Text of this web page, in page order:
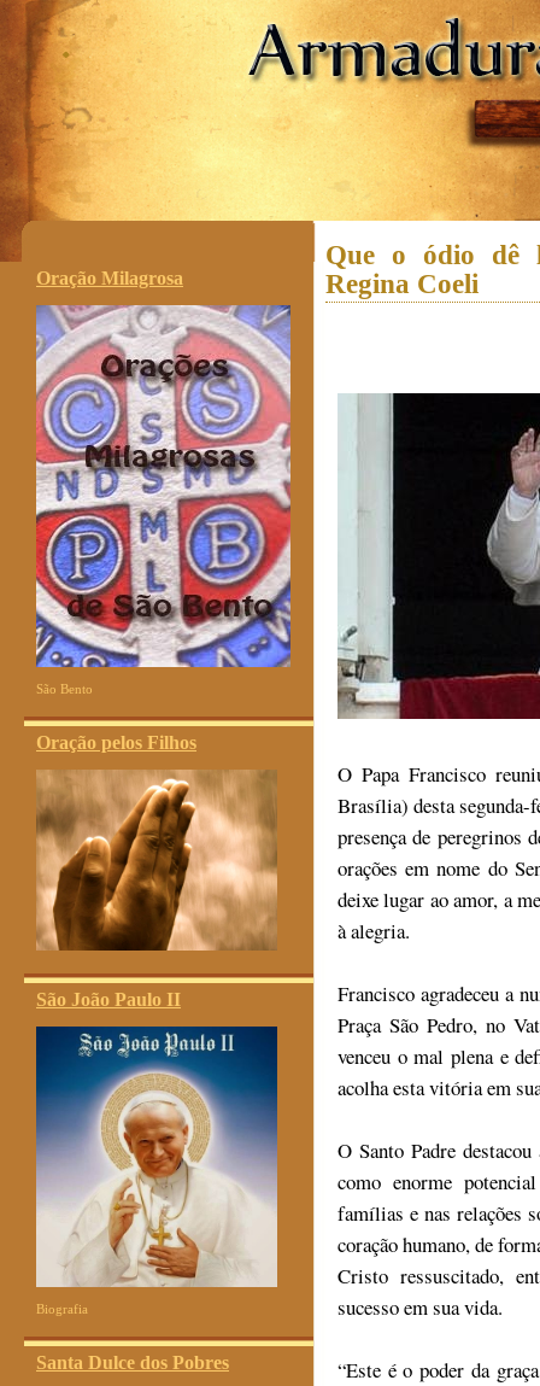
.
Oração Milagrosa
São Bento
Oração pelos Filhos
São João Paulo II
Biografia
Santa Dulce dos Pobres
Que o ódio dê
Regina Coeli
O Papa Francisco
Brasília) desta segunda-
presença de peregrinos
orações em nome do
deixe lugar ao amor, a
à alegria.
Francisco agradeceu a
Praça São Pedro, no
venceu o mal plena e
acolha esta vitória em
O Santo Padre
como enorme
famílias e nas relações
coração humano, de
Cristo ressuscitado,
sucesso em sua vida.
“Este é o poder da